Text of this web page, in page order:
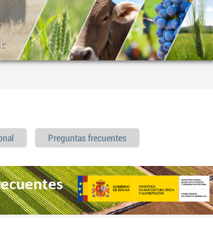
Preguntas frecuentes